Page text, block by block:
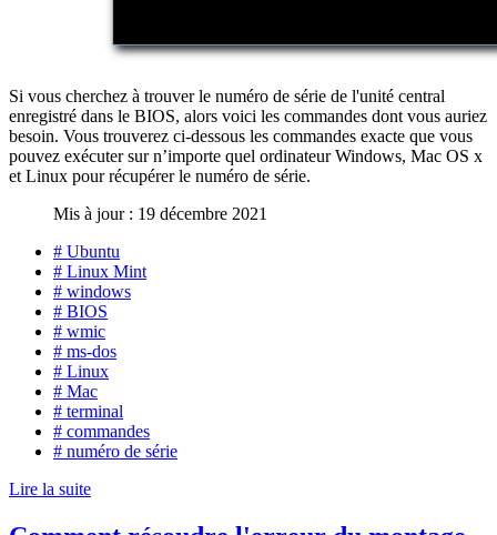
Si vous cherchez à trouver le numéro de série de l'unité central
enregistré dans le BIOS, alors voici les commandes dont vous auriez
besoin. Vous trouverez ci-dessous les commandes exacte que vous
pouvez exécuter sur n’importe quel ordinateur Windows, Mac OS x
et Linux pour récupérer le numéro de série.
Mis à jour : 19 décembre 2021
# Ubuntu
# Linux Mint
# windows
# BIOS
# wmic
# ms-dos
# Linux
# Mac
# terminal
# commandes
# numéro de série
Lire la suite